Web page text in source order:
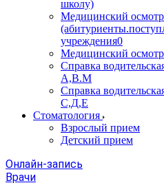
школу)
Медицинский
учреждения0
Медицинский
Справка
А,В.М
Справка
С,Д,Е
Стоматология
Взрослый прием
Детский прием
Онлайн-запись
Врачи